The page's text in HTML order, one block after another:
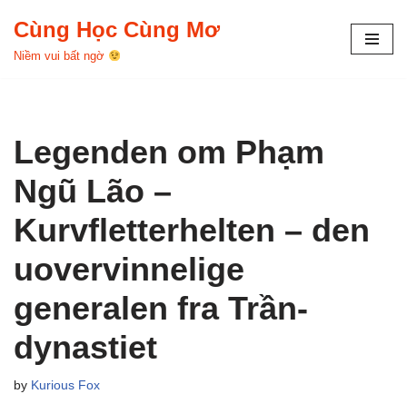
Skip
Cùng Học Cùng Mơ
Niềm vui bất ngờ
Legenden om Phạm
Ngũ Lão –
Kurvfletterhelten – den
uovervinnelige
generalen fra Trần-
dynastiet
by Kurious Fox